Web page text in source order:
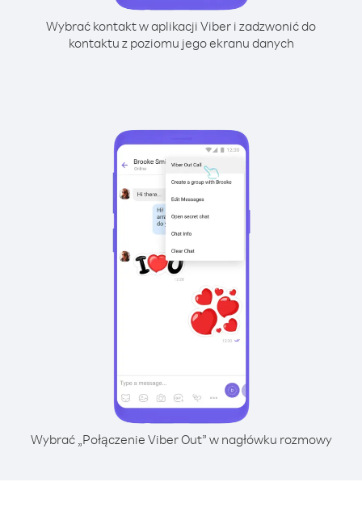
Wybrać kontakt w aplikacji Viber i zadzwonić do
kontaktu z poziomu jego ekranu danych
Wybrać „Połączenie Viber Out” w nagłówku rozmowy